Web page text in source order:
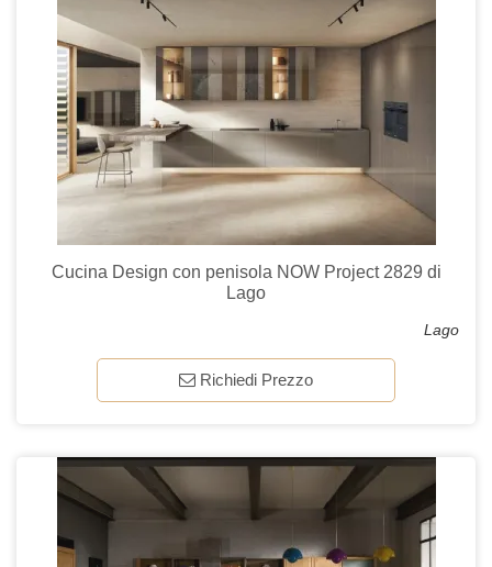
Cucina Design con penisola NOW Project 2829 di
Lago
Lago
Richiedi Prezzo